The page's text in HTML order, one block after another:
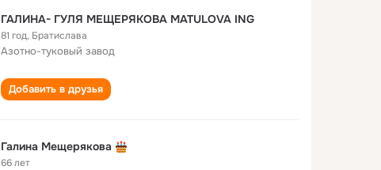
ГАЛИНА- ГУЛЯ МЕЩЕРЯКOВА MATULOVA ING
81 год, Братислава
Азотно-туковый завод
Добавить в друзья
Галина Мещерякова
66 лет